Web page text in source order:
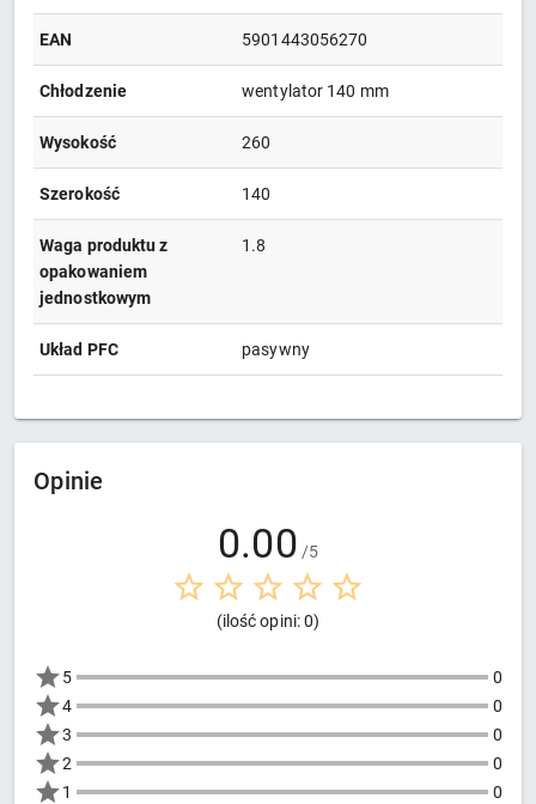
EAN 5901443056270
Chłodzenie wentylator 140 mm
Wysokość 260
Szerokość 140
Waga produktu z
opakowaniem
jednostkowym
1.8
Układ PFC pasywny
Opinie
0.00 /5
(ilość opini: 0)
5
0
4
0
3
0
2
0
1
0